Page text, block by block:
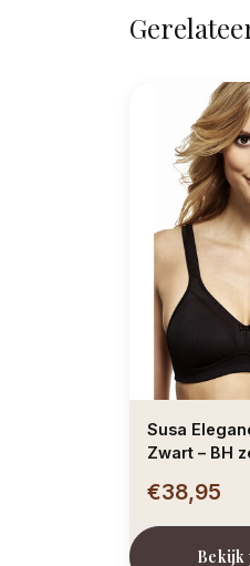
Susa
Zwart – BH
€38,95
Bekijk